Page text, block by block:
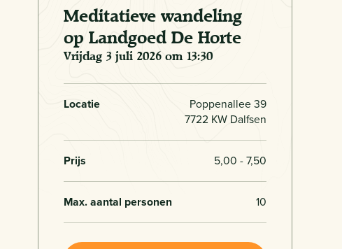
Meditatieve wandeling
op Landgoed De Horte
vrijdag 3 juli 2026 om 13:30
Locatie
Poppenallee 39
7722 KW Dalfsen
Prijs 5,00 - 7,50
Max. aantal personen 10